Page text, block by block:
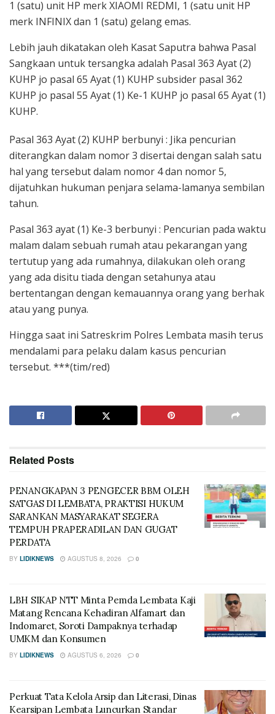
1 (satu) unit HP merk XIAOMI REDMI, 1 (satu unit HP
merk INFINIX dan 1 (satu) gelang emas.
Lebih jauh dikatakan oleh Kasat Saputra bahwa Pasal
Sangkaan untuk tersangka adalah Pasal 363 Ayat (2)
KUHP jo pasal 65 Ayat (1) KUHP subsider pasal 362
KUHP jo pasal 55 Ayat (1) Ke-1 KUHP jo pasal 65 Ayat (1)
KUHP.
Pasal 363 Ayat (2) KUHP berbunyi : Jika pencurian
diterangkan dalam nomor 3 disertai dengan salah satu
hal yang tersebut dalam nomor 4 dan nomor 5,
dijatuhkan hukuman penjara selama-lamanya sembilan
tahun.
Pasal 363 ayat (1) Ke-3 berbunyi : Pencurian pada waktu
malam dalam sebuah rumah atau pekarangan yang
tertutup yang ada rumahnya, dilakukan oleh orang
yang ada disitu tiada dengan setahunya atau
bertentangan dengan kemauannya orang yang berhak
atau yang punya.
Hingga saat ini Satreskrim Polres Lembata masih terus
mendalami para pelaku dalam kasus pencurian
tersebut. ***(tim/red)
Related Posts
PENANGKAPAN 3 PENGECER BBM OLEH
SATGAS DI LEMBATA, PRAKTISI HUKUM
SARANKAN MASYARAKAT SEGERA
TEMPUH PRAPERADILAN DAN GUGAT
PERDATA
BY LIDIKNEWS AGUSTUS 8, 2026 0
LBH SIKAP NTT Minta Pemda Lembata Kaji
Matang Rencana Kehadiran Alfamart dan
Indomaret, Soroti Dampaknya terhadap
UMKM dan Konsumen
BY LIDIKNEWS AGUSTUS 6, 2026 0
Perkuat Tata Kelola Arsip dan Literasi, Dinas
Kearsipan Lembata Luncurkan Standar